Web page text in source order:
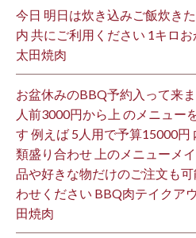
今日 明日は炊き込みご飯炊き
内 共にご利用ください 1キロ
太田焼肉
お盆休みのBBQ予約入って来
人前3000円から上 のメニュー
す 例えば 5人用で予算15000円
類盛り合わせ 上のメニューメ
品や好きな物だけのご注文も
わせください BBQ肉テイクア
田焼肉